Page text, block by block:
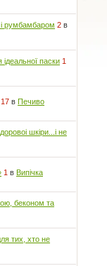
румбамбаром 2 в
ідеальної паски 1
17 вПечиво
шкіри...і не
1 вВипічка
беконом та
тих, хто не